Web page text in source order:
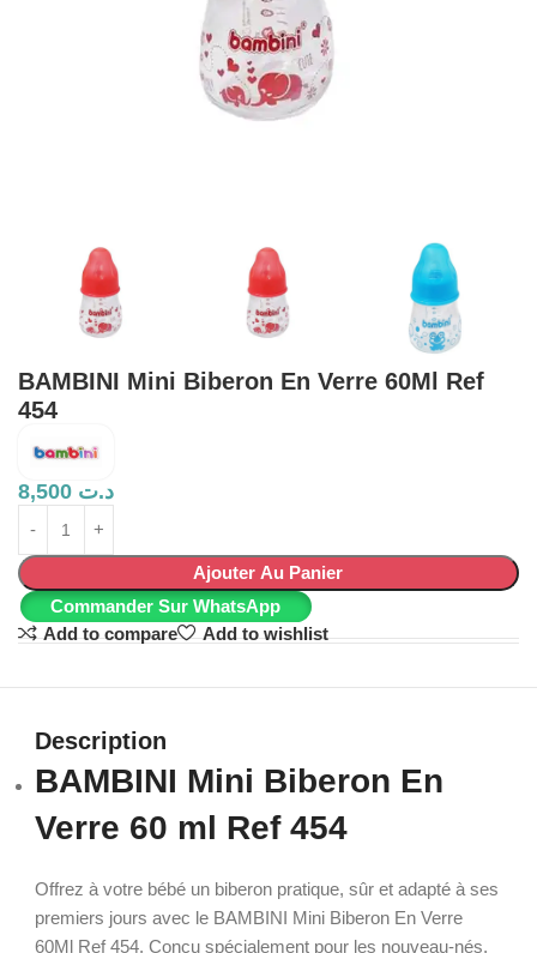
BAMBINI Mini Biberon En Verre 60Ml Ref
454
د.ت
Ajouter Au Panier
Commander Sur WhatsApp
Add to compare
Add to wishlist
Description
BAMBINI Mini Biberon En
Verre 60 ml Ref 454
Offrez à votre bébé un biberon pratique, sûr et adapté à ses
premiers jours avec le BAMBINI Mini Biberon En Verre
60Ml Ref 454. Conçu spécialement pour les nouveau-nés,